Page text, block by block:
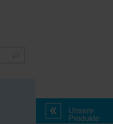
Unsere
Produkte